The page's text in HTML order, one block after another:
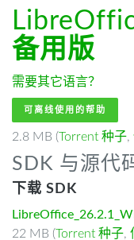
备用版
需要其它语言？
可离线使用的帮助
2.8 MB (Torrent 种子,
SDK 与源代
下载 SDK
22 MB (Torrent 种子,